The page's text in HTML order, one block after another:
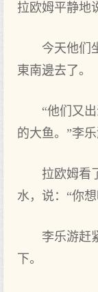
拉欧姆平静地
今天他们
東南邊去‌了。
“他们又‌
的大鱼。”李
拉欧姆看‌
水，说：“你
李乐游赶
下‌。